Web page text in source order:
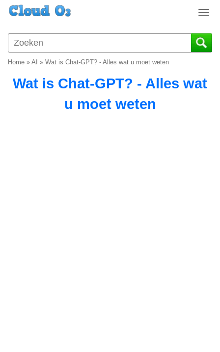
T
g
g
n
a
Home » AI » Wat is Chat-GPT? - Alles wat u moet weten
Wat is Chat-GPT? - Alles wat
u moet weten